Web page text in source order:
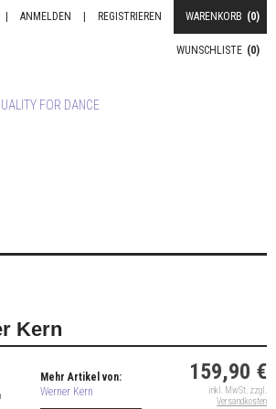
WARENKORB (0)
REGISTRIEREN
ANMELDEN
WUNSCHLISTE (0)
Kern
Mehr Artikel von:
Werner Kern
159,90 €
inkl. MwSt. zzgl.
Versandkosten